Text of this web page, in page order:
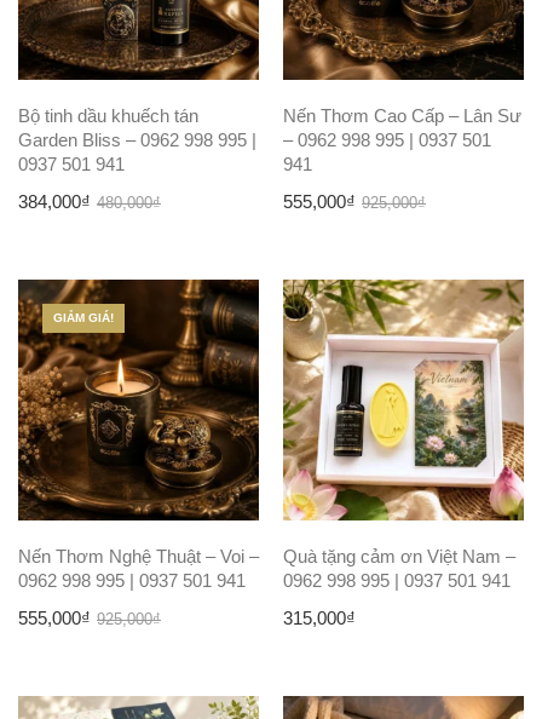
Bộ tinh dầu khuếch tán
Garden Bliss – 0962 998 995 |
0937 501 941
480,000₫Giá
480,000₫.
384,000₫
Giá
384,000₫.
Nến Thơm Cao Cấp – Lân Sư
– 0962 998 995 | 0937 501
941
925,000₫Giá
925,000₫.
555,000₫
Giá
là:
555,000₫.
GIẢM GIÁ!
Nến Thơm Nghệ Thuật – Voi –
0962 998 995 | 0937 501 941
925,000₫Giá
555,000₫
Giá
Quà tặng cảm ơn Việt Nam –
0962 998 995 | 0937 501 941
315,000₫